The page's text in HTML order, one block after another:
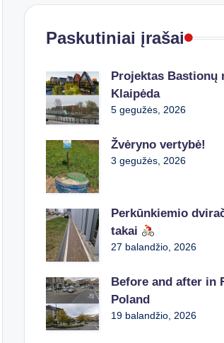
Paskutiniai įrašai
Projektas Bastionų
Klaipėda
5 gegužės, 2026
Žvėryno vertybė!
3 gegužės, 2026
Perkūnkiemio
takai
27 balandžio, 2026
Before and after in
Poland
19 balandžio, 2026